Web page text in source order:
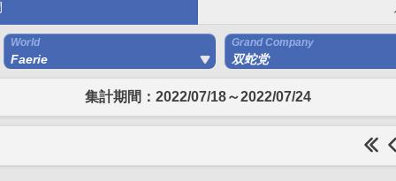
World
Faerie
Grand Company
双蛇党
集計期間：2022/07/18～2022/07/24